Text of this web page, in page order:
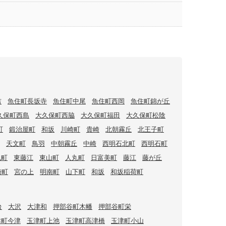
魚住町長坂寺 魚住町中尾 魚住町西岡
魚住町錦が丘
保町西島
大久保町西脇 大久保町福田
大久保町松陰
鍛治屋町 和坂 川崎町 貴崎 北朝霧丘
北王子町
天文町
鳥羽 中朝霧丘 中崎 西明石北町
西明石町
東藤江 東山町 人丸町 日富美町 藤江
藤が丘
町
宮の上 明南町 山下町 和坂 和坂稲荷町
大沢 大津和 押部谷町木幡
押部谷町栄
今津
玉津町上池 玉津町高津橋 玉津町小山